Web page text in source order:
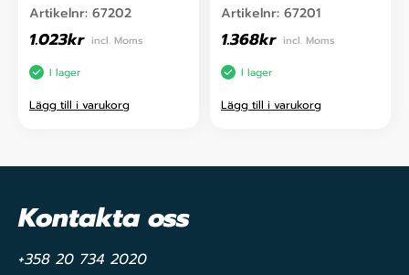
Artikelnr: 67202
1.023kr incl. Moms
I lager
Lägg till i varukorg
Artikelnr: 67201
1.368kr incl. Moms
I lager
Lägg till i varukorg
Kontakta oss
+358 20 734 2020